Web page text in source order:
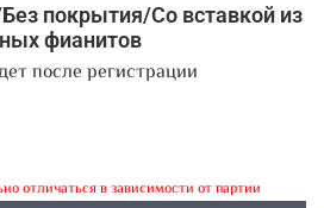
покрытия/Со вставкой из
фианитов
после регистрации
отличаться в зависимости от партии